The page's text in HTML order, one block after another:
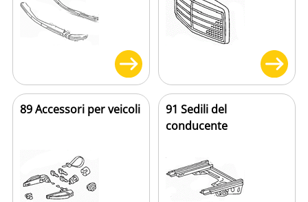
89 Accessori per veicoli
91 Sedili del
conducente